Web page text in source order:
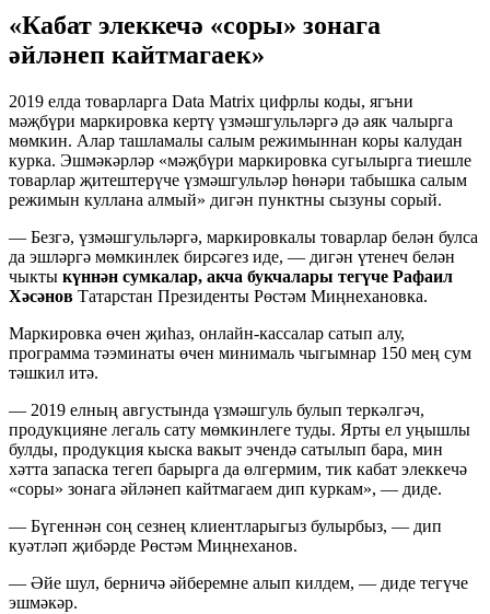
«Кабат элеккечә «соры» зонага
әйләнеп кайтмагаек»
2019 елда товарларга Data Matrix цифрлы коды, ягъни
мәҗбүри маркировка кертү үзмәшгульләргә дә аяк чалырга
мөмкин. Алар ташламалы салым режимыннан коры калудан
курка. Эшмәкәрләр «мәҗбүри маркировка сугылырга тиешле
товарлар җитештерүче үзмәшгульләр һөнәри табышка салым
режимын куллана алмый» дигән пунктны сызуны сорый.
— Безгә, үзмәшгульләргә, маркировкалы товарлар белән булса
да эшләргә мөмкинлек бирсәгез иде, — дигән үтенеч белән
чыкты күннән сумкалар, акча букчалары тегүче Рафаил
Хәсәнов Татарстан Президенты Рөстәм Миңнехановка.
Маркировка өчен җиһаз, онлайн-кассалар сатып алу,
программа тәэминаты өчен минималь чыгымнар 150 мең сум
тәшкил итә.
— 2019 елның августында үзмәшгуль булып теркәлгәч,
продукцияне легаль сату мөмкинлеге туды. Ярты ел уңышлы
булды, продукция кыска вакыт эчендә сатылып бара, мин
хәтта запаска тегеп барырга да өлгермим, тик кабат элеккечә
«соры» зонага әйләнеп кайтмагаем дип куркам», — диде.
— Бүгеннән соң сезнең клиентларыгыз булырбыз, — дип
куәтләп җибәрде Рөстәм Миңнеханов.
— Әйе шул, берничә әйберемне алып килдем, — диде тегүче
эшмәкәр.